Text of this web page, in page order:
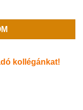
kollégánkat!